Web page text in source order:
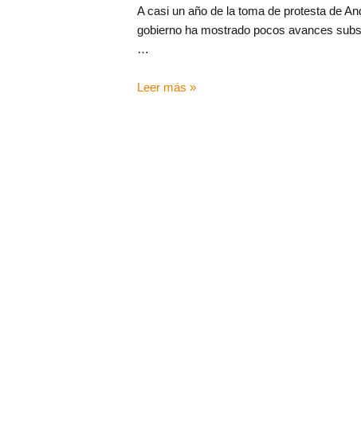
A casi un año de la toma de protesta de
gobierno ha mostrado pocos avances
…
Leer más »